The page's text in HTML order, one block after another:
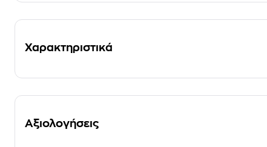
Χαρακτηριστικά
Αξιολογήσεις